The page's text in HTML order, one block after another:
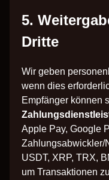
5.
Dritte
Wir geben
wenn dies
Empfänger können
Apple Pay, Google
Zahlungsabwickler/
USDT, XRP, TRX,
um Transaktionen